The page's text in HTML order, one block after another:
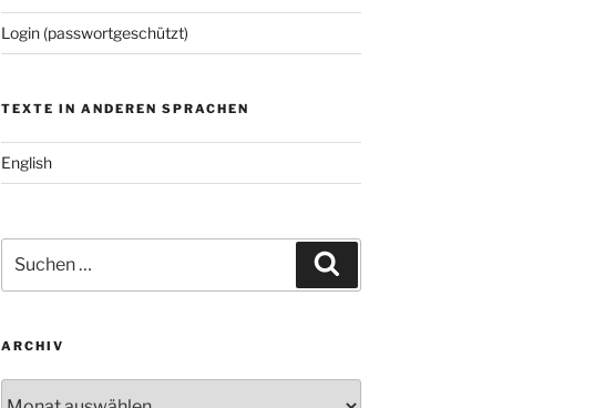
Login (passwortgeschützt)
TEXTE IN ANDEREN SPRACHEN
English
nach:
ARCHIV